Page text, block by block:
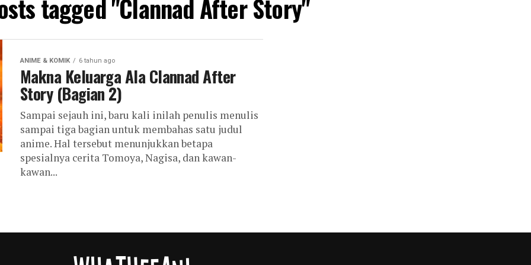
tagged "Clannad After Story"
ANIME & KOMIK 6 tahun ago
Makna Keluarga Ala Clannad After
Story (Bagian 2)
Sampai sejauh ini, baru kali inilah penulis menulis
sampai tiga bagian untuk membahas satu judul
anime. Hal tersebut menunjukkan betapa
spesialnya cerita Tomoya, Nagisa, dan kawan-
kawan...